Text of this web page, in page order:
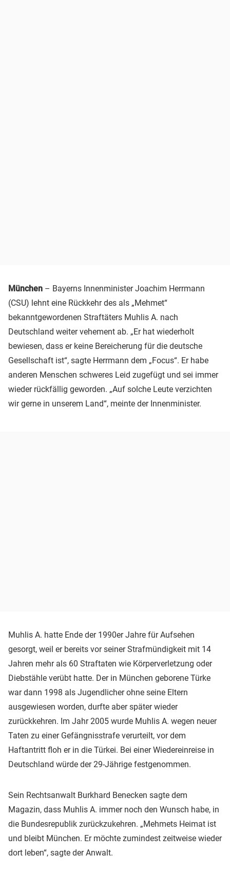
München – Bayerns Innenminister Joachim Herrmann
(CSU) lehnt eine Rückkehr des als „Mehmet“
bekanntgewordenen Straftäters Muhlis A. nach
Deutschland weiter vehement ab. „Er hat wiederholt
bewiesen, dass er keine Bereicherung für die deutsche
Gesellschaft ist“, sagte Herrmann dem „Focus“. Er habe
anderen Menschen schweres Leid zugefügt und sei immer
wieder rückfällig geworden. „Auf solche Leute verzichten
wir gerne in unserem Land“, meinte der Innenminister.
Muhlis A. hatte Ende der 1990er Jahre für Aufsehen
gesorgt, weil er bereits vor seiner Strafmündigkeit mit 14
Jahren mehr als 60 Straftaten wie Körperverletzung oder
Diebstähle verübt hatte. Der in München geborene Türke
war dann 1998 als Jugendlicher ohne seine Eltern
ausgewiesen worden, durfte aber später wieder
zurückkehren. Im Jahr 2005 wurde Muhlis A. wegen neuer
Taten zu einer Gefängnisstrafe verurteilt, vor dem
Haftantritt floh er in die Türkei. Bei einer Wiedereinreise in
Deutschland würde der 29-Jährige festgenommen.
Sein Rechtsanwalt Burkhard Benecken sagte dem
Magazin, dass Muhlis A. immer noch den Wunsch habe, in
die Bundesrepublik zurückzukehren. „Mehmets Heimat ist
und bleibt München. Er möchte zumindest zeitweise wieder
dort leben“, sagte der Anwalt.